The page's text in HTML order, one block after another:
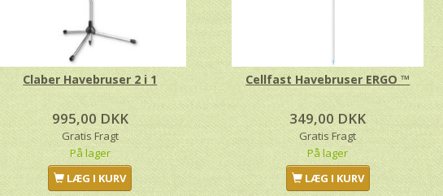
Claber Havebruser 2 i 1
995,00 DKK
Gratis Fragt
På lager
LÆG I KURV
Cellfast Havebruser ERGO ™
349,00 DKK
Gratis Fragt
På lager
LÆG I KURV